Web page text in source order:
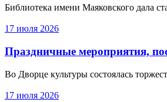
Библиотека имени Маяковского дала
17 июля 2026
Праздничные мероприятия,
Во Дворце культуры состоялась
17 июля 2026